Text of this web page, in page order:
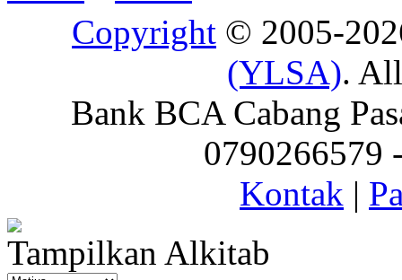
Copyright © 2005-
(YLSA).
Bank BCA Cabang
0790266579
Kontak |
Tampilkan Alkitab